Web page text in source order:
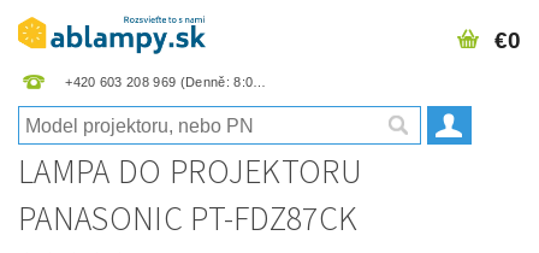
+420 603 208 969
€0
LAMPA DO PROJEKTORU
PANASONIC PT-FDZ87CK